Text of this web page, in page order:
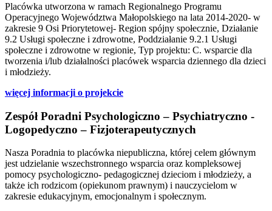
Placówka utworzona w ramach Regionalnego Programu
Operacyjnego Województwa Małopolskiego na lata 2014-2020- w
zakresie 9 Osi Priorytetowej- Region spójny społecznie, Działanie
9.2 Usługi społeczne i zdrowotne, Poddziałanie 9.2.1 Usługi
społeczne i zdrowotne w regionie, Typ projektu: C. wsparcie dla
tworzenia i/lub działalności placówek wsparcia dziennego dla dzieci
i młodzieży.
więcej informacji o projekcie
Zespół Poradni Psychologiczno – Psychiatryczno -
Logopedyczno – Fizjoterapeutycznych
Nasza Poradnia to placówka niepubliczna, której celem głównym
jest udzielanie wszechstronnego wsparcia oraz kompleksowej
pomocy psychologiczno- pedagogicznej dzieciom i młodzieży, a
także ich rodzicom (opiekunom prawnym) i nauczycielom w
zakresie edukacyjnym, emocjonalnym i społecznym.